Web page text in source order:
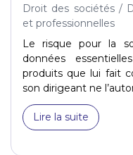
Droit des sociétés/
et professionnelles
Le risque pour la
données
produits que lui fait
son dirigeant ne
Lire la suite